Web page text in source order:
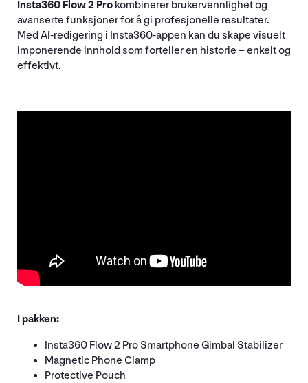
Insta360 Flow 2 Pro kombinerer brukervennlighet og
avanserte funksjoner for å gi profesjonelle resultater.
Med AI-redigering i Insta360-appen kan du skape visuelt
imponerende innhold som forteller en historie – enkelt og
effektivt.
I pakken:
Insta360 Flow 2 Pro Smartphone Gimbal Stabilizer
Magnetic Phone Clamp
Protective Pouch